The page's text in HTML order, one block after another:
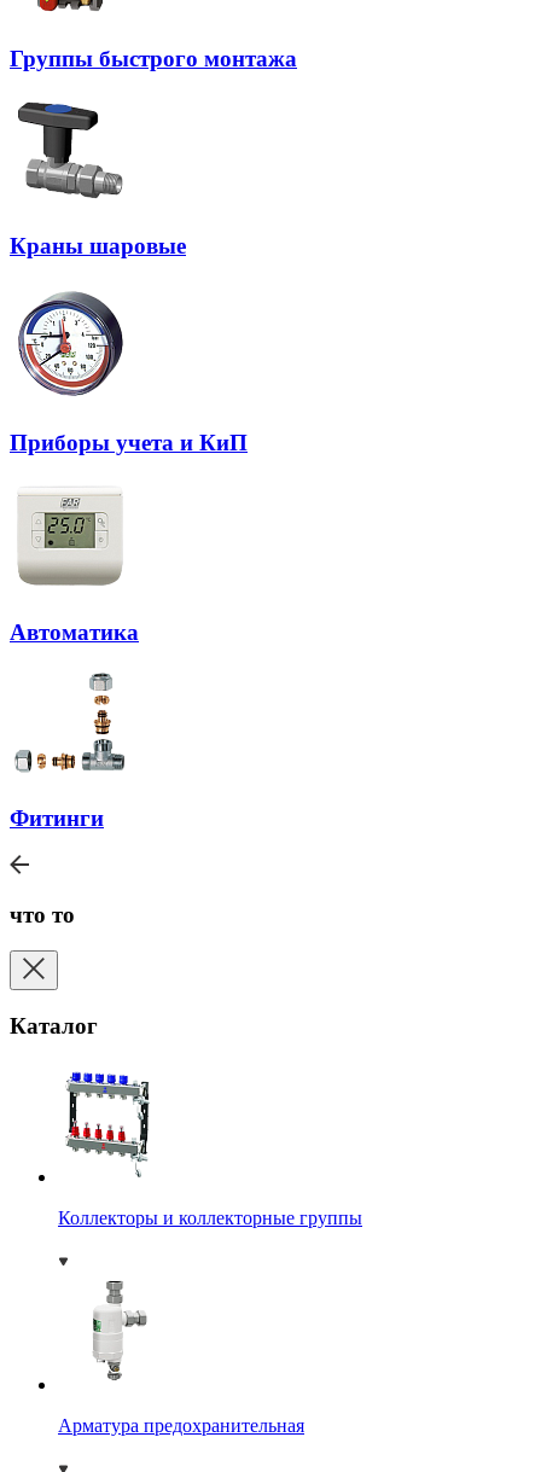
Группы быстрого монтажа
Краны шаровые
Приборы учета и КиП
Автоматика
Фитинги
что то
Каталог
Коллекторы и коллекторные группы
Арматура предохранительная